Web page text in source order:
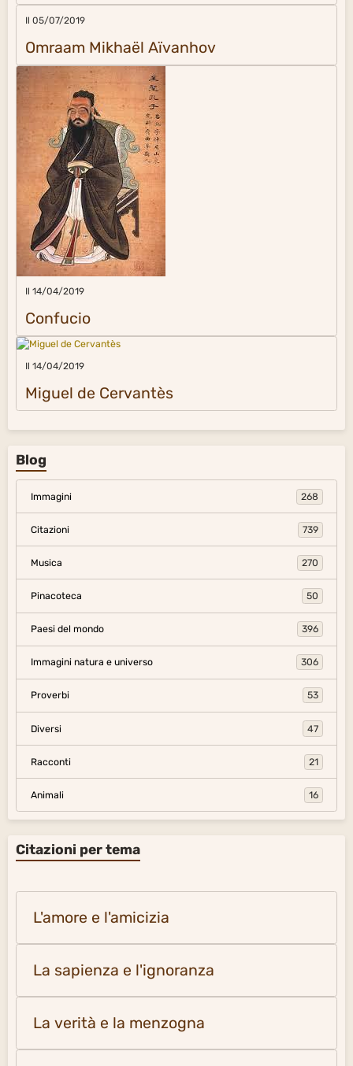
Il 05/07/2019
Omraam Mikhaël Aïvanhov
Il 14/04/2019
Confucio
Il 14/04/2019
Miguel de Cervantès
Blog
Immagini 268
Citazioni 739
Musica 270
Pinacoteca 50
Paesi del mondo 396
Immagini natura e universo 306
Proverbi 53
Diversi 47
Racconti 21
Animali 16
Citazioni per tema
L'amore e l'amicizia
La sapienza e l'ignoranza
La verità e la menzogna